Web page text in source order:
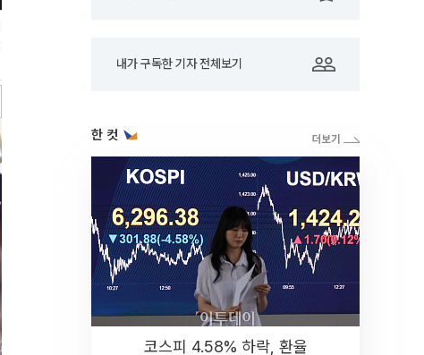
내가 구독한 기자 전체보기
한 컷
코스피 4.58% 하락, 환율